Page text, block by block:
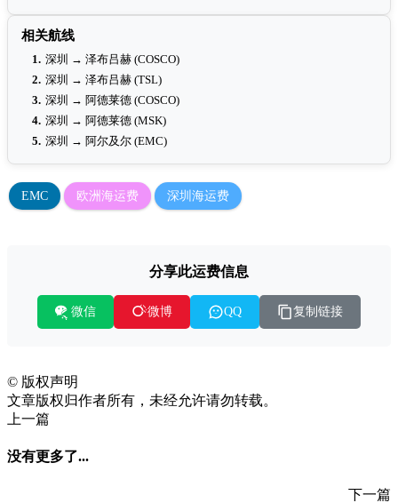
相关航线
1. 深圳 → 泽布吕赫 (COSCO)
2. 深圳 → 泽布吕赫 (TSL)
3. 深圳 → 阿德莱德 (COSCO)
4. 深圳 → 阿德莱德 (MSK)
5. 深圳 → 阿尔及尔 (EMC)
EMC 欧洲海运费 深圳海运费
分享此运费信息
微信 微博 QQ 复制链接
© 版权声明
文章版权归作者所有，未经允许请勿转载。
上一篇
没有更多了...
下一篇